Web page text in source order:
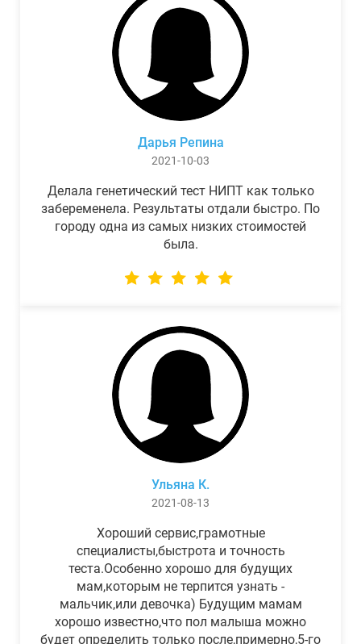
Дарья Репина
2021-10-03
Делала генетический тест НИПТ как только
забеременела. Результаты отдали быстро. По
городу одна из самых низких стоимостей
была.
Ульяна К.
2021-08-13
Хороший сервис,грамотные
специалисты,быстрота и точность
теста.Особенно хорошо для будущих
мам,которым не терпится узнать -
мальчик,или девочка) Будущим мамам
хорошо известно,что пол малыша можно
будет определить только после,примерно,5-го